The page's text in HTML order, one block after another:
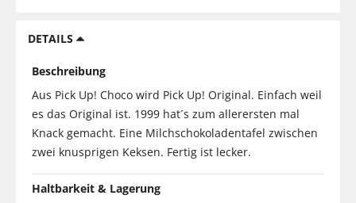
DETAILS
Beschreibung
Aus Pick Up! Choco wird Pick Up! Original. Einfach weil
es das Original ist. 1999 hat´s zum allerersten mal
Knack gemacht. Eine Milchschokoladentafel zwischen
zwei knusprigen Keksen. Fertig ist lecker.
Haltbarkeit & Lagerung